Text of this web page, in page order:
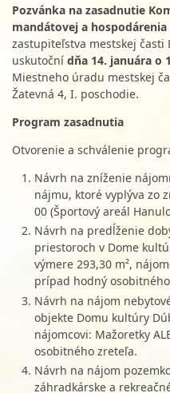
Pozvánka na zasadnutie
mandátovej a
zastupiteľstva mestskej časti
uskutoční dňa 14. januára o
Miestneho úradu mestskej
Žatevná 4, I. poschodie.
Program zasadnutia
Otvorenie a schválenie
Návrh na zníženie
nájmu, ktoré vyplýva zo
00 (Športový areál
Návrh na predĺženie
priestoroch v Dome
výmere 293,30 m²,
prípad hodný
Návrh na nájom
objekte Domu kultúry
nájomcovi: Mažoretky
osobitného zreteľa.
Návrh na nájom
záhradkárske a